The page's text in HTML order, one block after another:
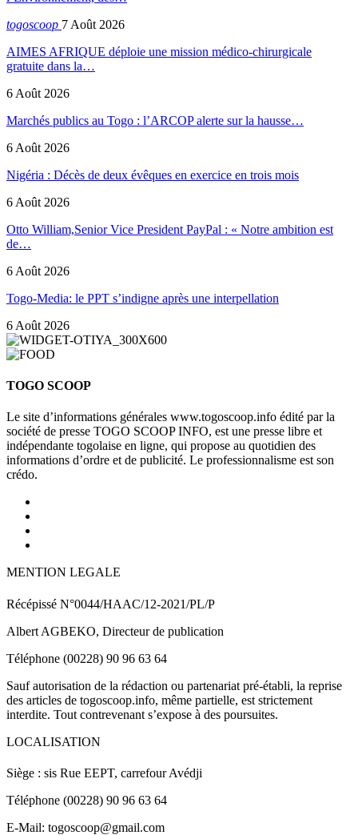
togoscoop 7 Août 2026
AIMES AFRIQUE déploie une mission médico-chirurgicale
gratuite dans la…
6 Août 2026
Marchés publics au Togo : l’ARCOP alerte sur la hausse…
6 Août 2026
Nigéria : Décès de deux évêques en exercice en trois mois
6 Août 2026
Otto William,Senior Vice President PayPal : « Notre ambition est
de…
6 Août 2026
Togo-Media: le PPT s’indigne après une interpellation
6 Août 2026
TOGO SCOOP
Le site d’informations générales www.togoscoop.info édité par la
société de presse TOGO SCOOP INFO, est une presse libre et
indépendante togolaise en ligne, qui propose au quotidien des
informations d’ordre et de publicité. Le professionnalisme est son
crédo.
MENTION LEGALE
Récépissé N°0044/HAAC/12-2021/PL/P
Albert AGBEKO, Directeur de publication
Téléphone (00228) 90 96 63 64
Sauf autorisation de la rédaction ou partenariat pré-établi, la reprise
des articles de togoscoop.info, même partielle, est strictement
interdite. Tout contrevenant s’expose à des poursuites.
LOCALISATION
Siège : sis Rue EEPT, carrefour Avédji
Téléphone (00228) 90 96 63 64
E-Mail: togoscoop@gmail.com